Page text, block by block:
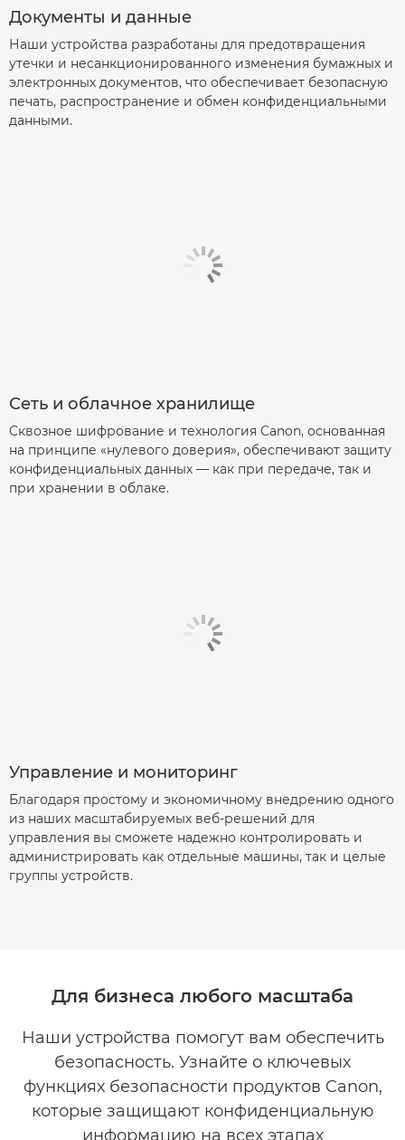
Документы и данные
Наши устройства разработаны для предотвращения
утечки и несанкционированного изменения бумажных и
электронных документов, что обеспечивает безопасную
печать, распространение и обмен конфиденциальными
данными.
Сеть и облачное хранилище
Сквозное шифрование и технология Canon, основанная
на принципе «нулевого доверия», обеспечивают защиту
конфиденциальных данных — как при передаче, так и
при хранении в облаке.
Управление и мониторинг
Благодаря простому и экономичному внедрению одного
из наших масштабируемых веб-решений для
управления вы сможете надежно контролировать и
администрировать как отдельные машины, так и целые
группы устройств.
Для бизнеса любого масштаба
Наши устройства помогут вам обеспечить
безопасность. Узнайте о ключевых
функциях безопасности продуктов Canon,
которые защищают конфиденциальную
информацию на всех этапах